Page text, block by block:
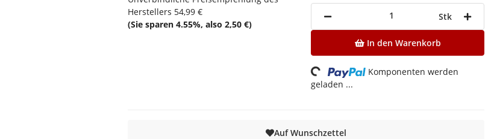
Herstellers 54,99 €
(Sie sparen 4.55%, also 2,50 €)
Auf Wunschzettel
Stk
In den Warenkorb
Loading...
Komponenten werden
geladen ...